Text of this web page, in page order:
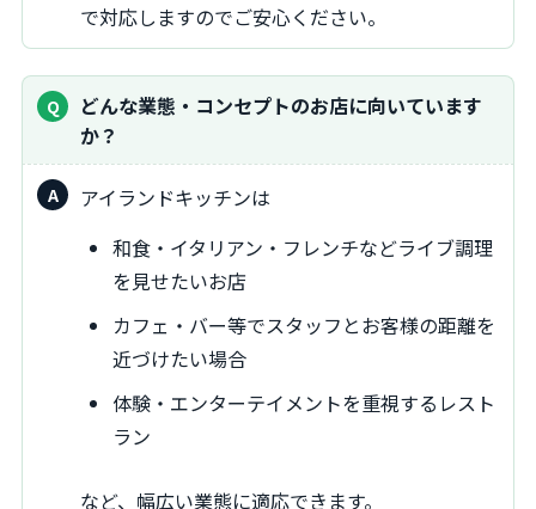
で対応しますのでご安心ください。
どんな業態・コンセプトのお店に向いています
か？
アイランドキッチンは
和食・イタリアン・フレンチなどライブ調理
を見せたいお店
カフェ・バー等でスタッフとお客様の距離を
近づけたい場合
体験・エンターテイメントを重視するレスト
ラン
など、幅広い業態に適応できます。